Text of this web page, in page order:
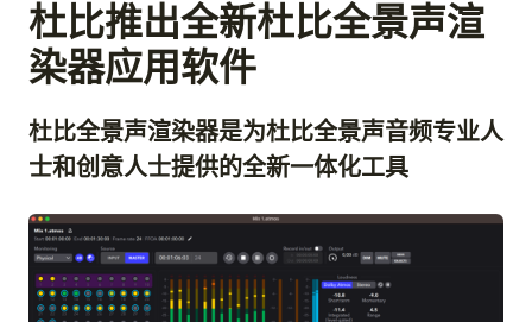
杜比推出全新杜比全景声渲
染器应用软件
杜比全景声渲染器是为杜比全景声音频专业人
士和创意人士提供的全新一体化工具